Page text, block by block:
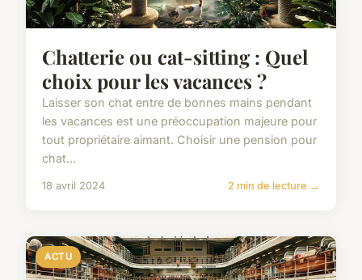
Chatterie ou cat-sitting : Quel
choix pour les vacances ?
Laisser son chat entre de bonnes mains pendant
les vacances est une préoccupation majeure pour
tout propriétaire aimant. Choisir une pension pour
chat...
18 avril 2024 2 min de lecture →
ACTU